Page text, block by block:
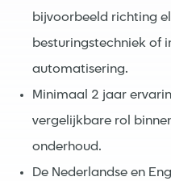
bijvoorbeeld richting
besturingstechniek of
automatisering.
Minimaal 2 jaar
vergelijkbare rol
onderhoud.
De Nederlandse en